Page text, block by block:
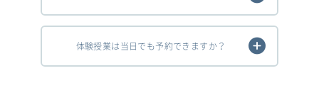
体験授業は当日でも予約できますか？